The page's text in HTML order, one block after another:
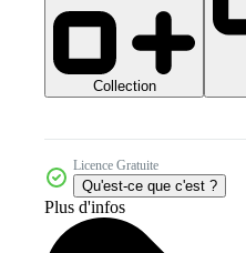
Collection
Licence Gratuite
Qu'est-ce que c'est ?
Plus d'infos